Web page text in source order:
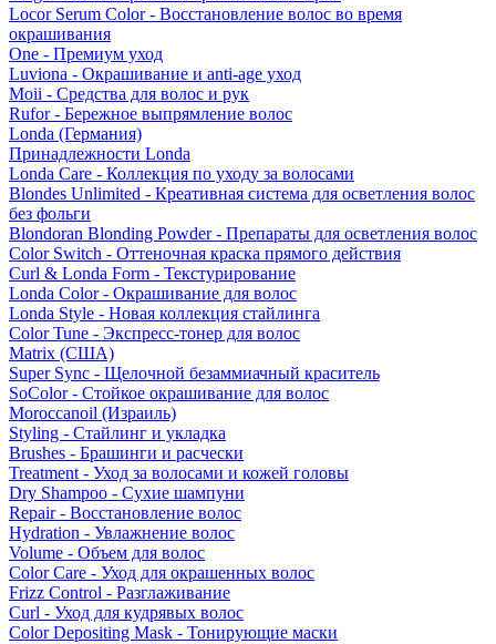
Locor Serum Color - Восстановление волос во время
окрашивания
One - Премиум уход
Luviona - Окрашивание и anti-age уход
Moii - Средства для волос и рук
Rufor - Бережное выпрямление волос
Londa (Германия)
Принадлежности Londa
Londa Care - Коллекция по уходу за волосами
Blondes Unlimited - Креативная система для осветления волос
без фольги
Blondoran Blonding Powder - Препараты для осветления волос
Color Switch - Оттеночная краска прямого действия
Curl & Londa Form - Текстурирование
Londa Color - Окрашивание для волос
Londa Style - Новая коллекция стайлинга
Color Tune - Экспресс-тонер для волос
Matrix (США)
Super Sync - Щелочной безаммиачный краситель
SoColor - Стойкое окрашивание для волос
Moroccanoil (Израиль)
Styling - Стайлинг и укладка
Brushes - Брашинги и расчески
Treatment - Уход за волосами и кожей головы
Dry Shampoo - Сухие шампуни
Repair - Восстановление волос
Hydration - Увлажнение волос
Volume - Объем для волос
Color Care - Уход для окрашенных волос
Frizz Control - Разглаживание
Curl - Уход для кудрявых волос
Color Depositing Mask - Тонирующие маски